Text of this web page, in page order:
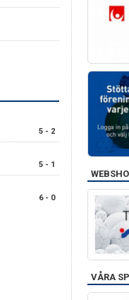
5 - 2
5 - 1
6 - 0
VÅRA